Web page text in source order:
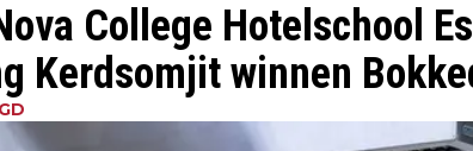
College Hotelschool
Kerdsomjit winnen